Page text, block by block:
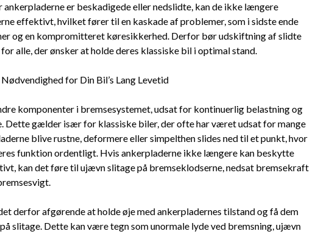
er beskadigede eller nedslidte, kan de ikke længere
effektivt, hvilket fører til en kaskade af problemer, som i sidste ende
og en kompromitteret køresikkerhed. Derfor bør udskiftning af slidte
alle, der ønsker at holde deres klassiske bil i optimal stand.
for Din Bil’s Lang Levetid
komponenter i bremsesystemet, udsat for kontinuerlig belastning og
Dette gælder især for klassiske biler, der ofte har været udsat for mange
blive rustne, deformere eller simpelthen slides ned til et punkt, hvor
funktion ordentligt. Hvis ankerpladerne ikke længere kan beskytte
kan det føre til ujævn slitage på bremseklodserne, nedsat bremsekraft
derfor afgørende at holde øje med ankerpladernes tilstand og få dem
slitage. Dette kan være tegn som unormale lyde ved bremsning, ujævn